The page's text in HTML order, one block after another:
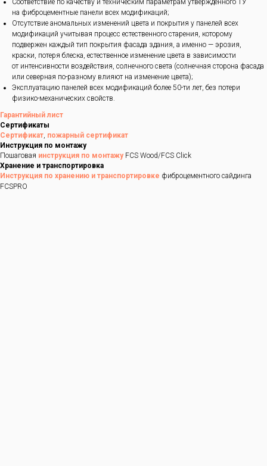
Соответствие по качеству и техническим параметрам утвержденного ТУ
на фиброцементные панели всех модификаций;
Отсутствие аномальных изменений цвета и покрытия у панелей всех
модификаций учитывая процесс естественного старения, которому
подвержен каждый тип покрытия фасада здания, а именно — эрозия,
краски, потеря блеска, естественное изменение цвета в зависимости
от интенсивности воздействия, солнечного света (солнечная сторона фасада
или северная по-разному влияют на изменение цвета);
Эксплуатацию панелей всех модификаций более 50-ти лет, без потери
физико-механических свойств.
Гарантийный лист
Сертификаты
Сертификат, пожарный сертификат
Инструкция по монтажу
Пошаговая инструкция по монтажуFCS Wood/FCS Click
Хранение и транспортировка
Инструкция по хранению и транспортировке фиброцементного сайдинга
FCSPRO